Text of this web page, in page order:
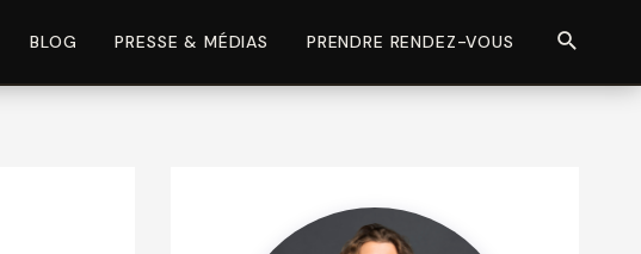
BLOG PRESSE & MÉDIAS PRENDRE RENDEZ-VOUS